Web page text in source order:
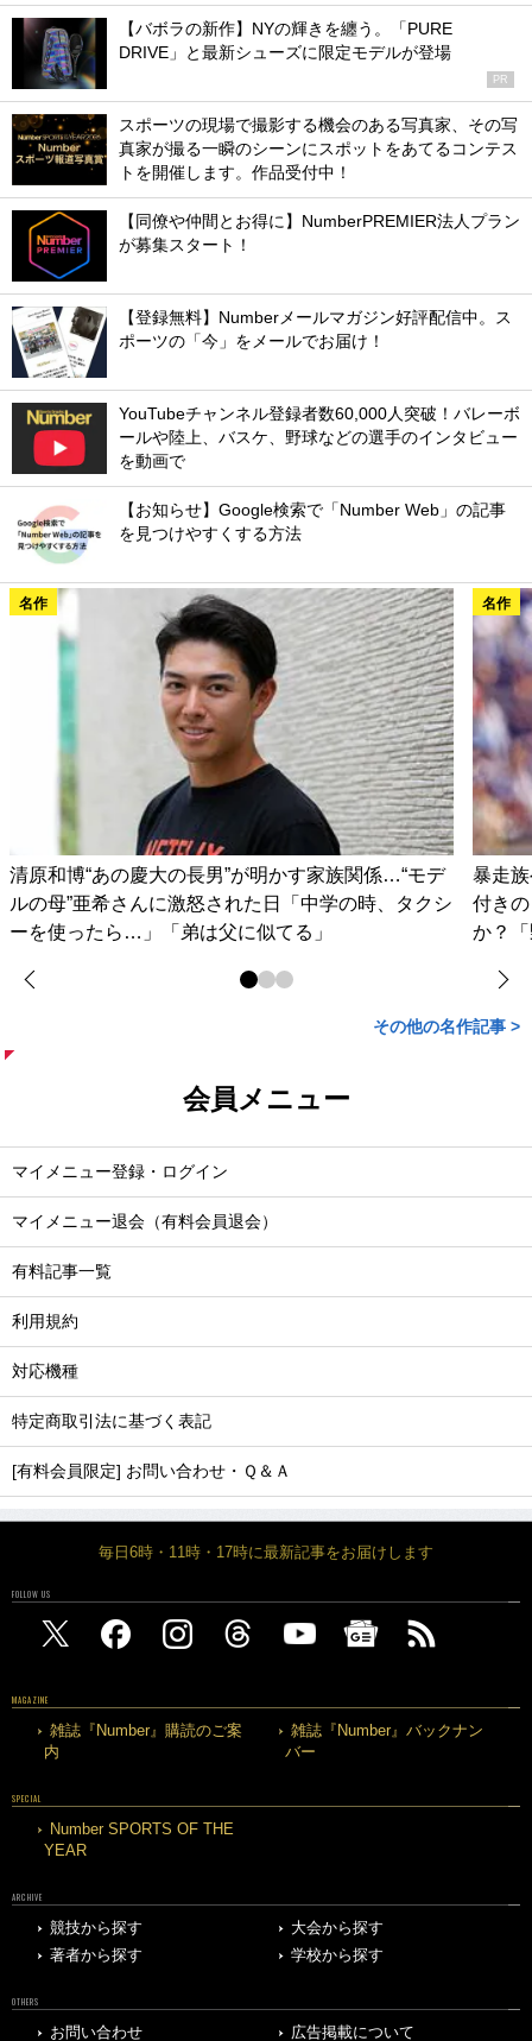
【バボラの新作】NYの輝きを纏う。「PURE
DRIVE」と最新シューズに限定モデルが登場
PR
スポーツの現場で撮影する機会のある写真家、その写
真家が撮る一瞬のシーンにスポットをあてるコンテス
トを開催します。作品受付中！
【同僚や仲間とお得に】NumberPREMIER法人プラン
が募集スタート！
【登録無料】Numberメールマガジン好評配信中。ス
ポーツの「今」をメールでお届け！
YouTubeチャンネル登録者数60,000人突破！バレーボ
ールや陸上、バスケ、野球などの選手のインタビュー
を動画で
【お知らせ】Google検索で「Number Web」の記事
を見つけやすくする方法
名作
清原和博“あの慶大の長男”が明かす家族関係…“モデ
ルの母”亜希さんに激怒された日「中学の時、タクシ
ーを使ったら…」「弟は父に似てる」
名作
暴走
付き
か？
その他の名作記事 >
会員メニュー
マイメニュー登録・ログイン
マイメニュー退会（有料会員退会）
有料記事一覧
利用規約
対応機種
特定商取引法に基づく表記
[有料会員限定] お問い合わせ・Ｑ＆Ａ
毎日6時・11時・17時に最新記事をお届けします
FOLLOW US
MAGAZINE
雑誌『Number』購読のご案
内
雑誌『Number』バックナン
バー
SPECIAL
Number SPORTS OF THE
YEAR
ARCHIVE
競技から探す
大会から探す
著者から探す
学校から探す
OTHERS
お問い合わせ 広告掲載について